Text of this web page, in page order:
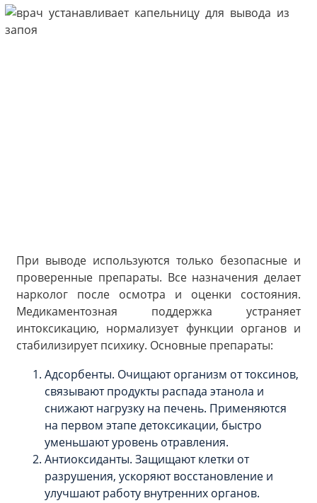
При выводе используются только безопасные и
проверенные препараты. Все назначения делает
нарколог после осмотра и оценки состояния.
Медикаментозная поддержка устраняет
интоксикацию, нормализует функции органов и
стабилизирует психику. Основные препараты:
Адсорбенты. Очищают организм от токсинов,
связывают продукты распада этанола и
снижают нагрузку на печень. Применяются
на первом этапе детоксикации, быстро
уменьшают уровень отравления.
Антиоксиданты. Защищают клетки от
разрушения, ускоряют восстановление и
улучшают работу внутренних органов.